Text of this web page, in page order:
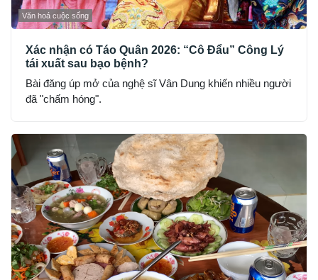
Văn hoá cuộc sống
Xác nhận có Táo Quân 2026: “Cô Đẩu” Công Lý
tái xuất sau bạo bệnh?
Bài đăng úp mở của nghệ sĩ Vân Dung khiến nhiều người
đã "chấm hóng".